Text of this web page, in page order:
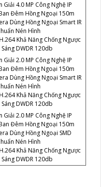
Giải 4.0 MP Công Nghệ IP
Đêm Hồng Ngoại 150m
Dùng Hồng Ngoại Smart IR
Nén Hình
Khả Năng Chống Ngược
DWDR 120db
Giải 2.0 MP Công Nghệ IP
Đêm Hồng Ngoại 150m
Dùng Hồng Ngoại Smart IR
Nén Hình
Khả Năng Chống Ngược
DWDR 120db
Giải 2.0 MP Công Nghệ IP
Đêm Hồng Ngoại 150m
Dùng Hồng Ngoại SMD
Nén Hình
Khả Năng Chống Ngược
DWDR 120db